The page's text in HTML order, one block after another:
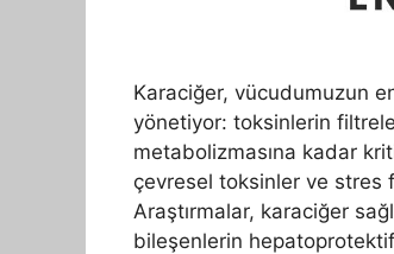
Karaciğer, vücudumuzun
yönetiyor: toksinlerin
metabolizmasına kadar
çevresel toksinler ve stres
Araştırmalar, karaciğer
bileşenlerin